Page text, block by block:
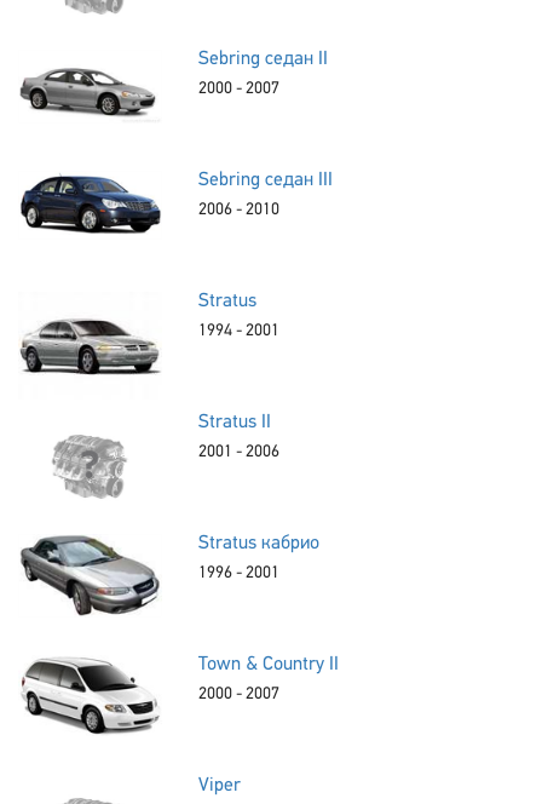
Sebring седан II
2000 - 2007
Sebring седан III
2006 - 2010
Stratus
1994 - 2001
Stratus II
2001 - 2006
Stratus кабрио
1996 - 2001
Town & Country II
2000 - 2007
Viper